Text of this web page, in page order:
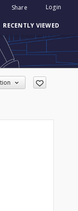
Share Login
RECENTLY VIEWED